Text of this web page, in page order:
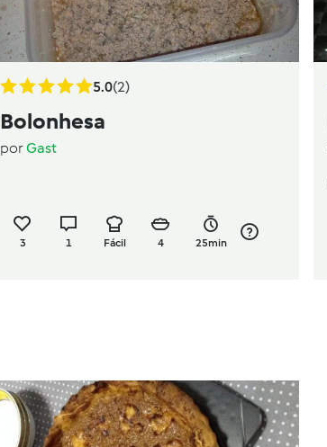
5.0(2)
Bolonhesa
porGast
3 1 Fácil 4 25min